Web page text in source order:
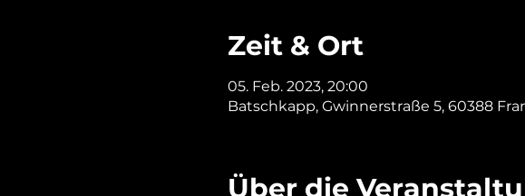
Zeit & Ort
05. Feb. 2023, 20:00
Batschkapp, Gwinnerstraße 5, 60388
Über die